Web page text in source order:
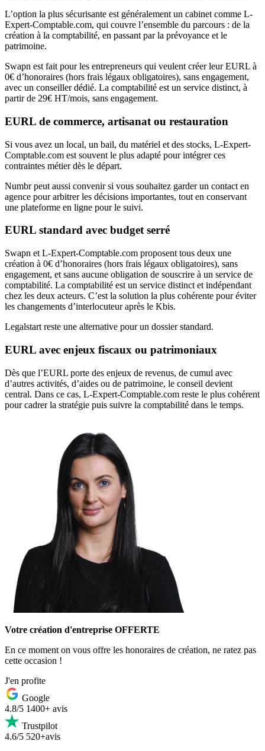
L’option la plus sécurisante est généralement un cabinet comme L-
Expert-Comptable.com, qui couvre l’ensemble du parcours : de la
création à la comptabilité, en passant par la prévoyance et le
patrimoine.
Swapn est fait pour les entrepreneurs qui veulent créer leur EURL à
0€ d’honoraires (hors frais légaux obligatoires), sans engagement,
avec un conseiller dédié. La comptabilité est un service distinct, à
partir de 29€ HT/mois, sans engagement.
EURL de commerce, artisanat ou restauration
Si vous avez un local, un bail, du matériel et des stocks, L-Expert-
Comptable.com est souvent le plus adapté pour intégrer ces
contraintes métier dès le départ.
Numbr peut aussi convenir si vous souhaitez garder un contact en
agence pour arbitrer les décisions importantes, tout en conservant
une plateforme en ligne pour le suivi.
EURL standard avec budget serré
Swapn et L-Expert-Comptable.com proposent tous deux une
création à 0€ d’honoraires (hors frais légaux obligatoires), sans
engagement, et sans aucune obligation de souscrire à un service de
comptabilité. La comptabilité est un service distinct et indépendant
chez les deux acteurs. C’est la solution la plus cohérente pour éviter
les changements d’interlocuteur après le Kbis.
Legalstart reste une alternative pour un dossier standard.
EURL avec enjeux fiscaux ou patrimoniaux
Dès que l’EURL porte des enjeux de revenus, de cumul avec
d’autres activités, d’aides ou de patrimoine, le conseil devient
central. Dans ce cas, L-Expert-Comptable.com reste le plus cohérent
pour cadrer la stratégie puis suivre la comptabilité dans le temps.
Votre création d'entreprise OFFERTE
En ce moment on vous offre les honoraires de création, ne ratez pas
cette occasion !
J'en profite
Google
4.8/5 1400+ avis
Trustpilot
4.6/5 520+avis